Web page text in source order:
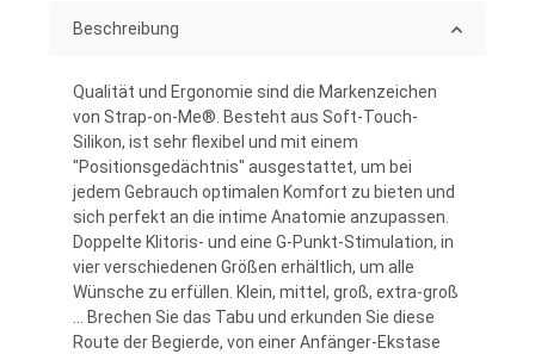
Beschreibung
Qualität und Ergonomie sind die Markenzeichen
von Strap-on-Me®. Besteht aus Soft-Touch-
Silikon, ist sehr flexibel und mit einem
"Positionsgedächtnis" ausgestattet, um bei
jedem Gebrauch optimalen Komfort zu bieten und
sich perfekt an die intime Anatomie anzupassen.
Doppelte Klitoris- und eine G-Punkt-Stimulation, in
vier verschiedenen Größen erhältlich, um alle
Wünsche zu erfüllen. Klein, mittel, groß, extra-groß
... Brechen Sie das Tabu und erkunden Sie diese
Route der Begierde, von einer Anfänger-Ekstase